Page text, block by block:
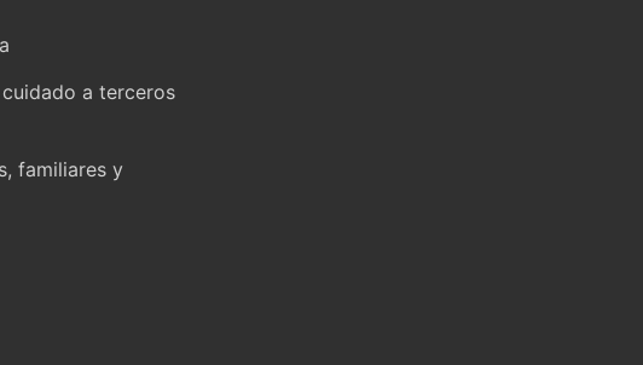
a terceros
familiares y